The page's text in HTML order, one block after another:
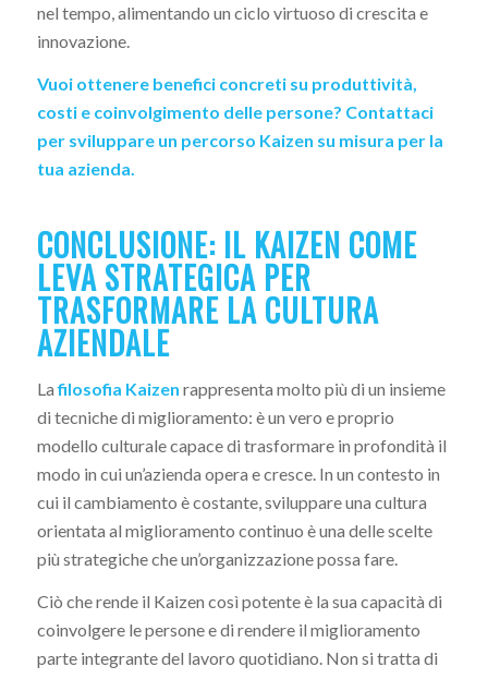
nel tempo, alimentando un ciclo virtuoso di crescita e
innovazione.
Vuoi ottenere benefici concreti su produttività,
costi e coinvolgimento delle persone? Contattaci
per sviluppare un percorso Kaizen su misura per la
tua azienda.
CONCLUSIONE: IL KAIZEN COME
LEVA STRATEGICA PER
TRASFORMARE LA CULTURA
AZIENDALE
Lafilosofia Kaizen rappresenta molto più di un insieme
di tecniche di miglioramento: è un vero e proprio
modello culturale capace di trasformare in profondità il
modo in cui un’azienda opera e cresce. In un contesto in
cui il cambiamento è costante, sviluppare una cultura
orientata al miglioramento continuo è una delle scelte
più strategiche che un’organizzazione possa fare.
Ciò che rende il Kaizen così potente è la sua capacità di
coinvolgere le persone e di rendere il miglioramento
parte integrante del lavoro quotidiano. Non si tratta di